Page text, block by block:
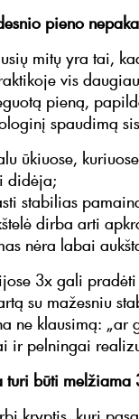
pieno
mitų yra tai,
vis
pieną,
spaudimą
ūkiuose,
didėja;
stabilias
dirba arti
nėra labai
3x gali
su mažesniu
ne klausimą: „ar
ir pelningai
būti melžiama